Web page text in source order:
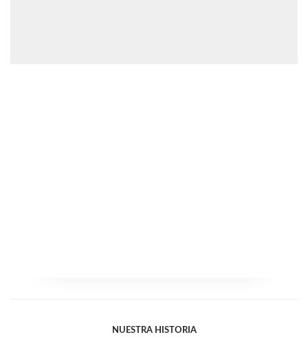
NUESTRA HISTORIA